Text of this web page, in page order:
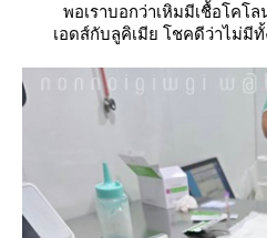
พอเราบอกว่าเหิมมีเชื้อโคโ
เอดส์กับลูคิเมีย โชคดีว่าไม่